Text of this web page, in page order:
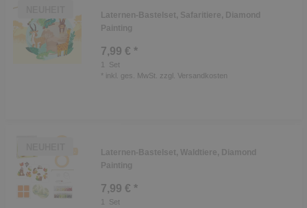
Laternen-Bastelset, Safaritiere, Diamond
Painting
7,99 € *
1
Set
* inkl. ges. MwSt. zzgl. Versandkosten
Laternen-Bastelset, Waldtiere, Diamond
Painting
7,99 € *
1
Set